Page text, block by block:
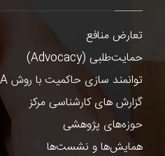
تعارض منافع
حمایت‌طلبی (Advocacy)
توانمند سازی حاکمیت با روش PDIA
گزارش های کارشناسی مرکز
حوزه‌های پژوهشی
همایش‌ها و نشست‌ها